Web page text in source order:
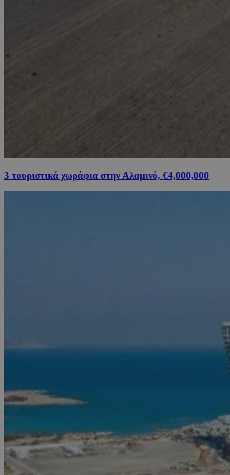
3 τουριστικά χωράφια στην Αλαμινό, €4,000,000